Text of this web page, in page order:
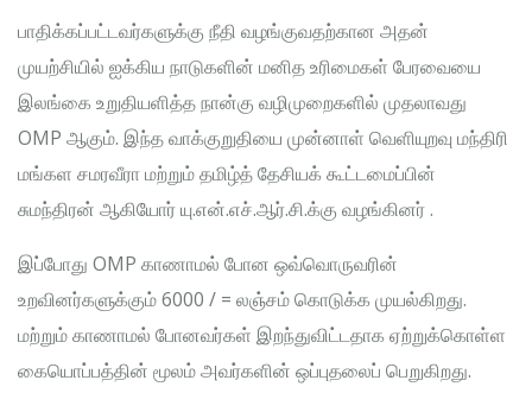
பாதிக்கப்பட்டவர்களுக்கு நீதி வழங்குவதற்கான அதன்
முயற்சியில் ஐக்கிய நாடுகளின் மனித உரிமைகள் பேரவையை
இலங்கை உறுதியளித்த நான்கு வழிமுறைகளில் முதலாவது
OMP ஆகும். இந்த வாக்குறுதியை முன்னாள் வெளியுறவு மந்திரி
மங்கள சமரவீரா மற்றும் தமிழ்த் தேசியக் கூட்டமைப்பின்
சுமந்திரன் ஆகியோர் யு.என்.எச்.ஆர்.சி.க்கு வழங்கினர் .
இப்போது OMP காணாமல் போன ஒவ்வொருவரின்
உறவினர்களுக்கும் 6000 / = லஞ்சம் கொடுக்க முயல்கிறது.
மற்றும் காணாமல் போனவர்கள் இறந்துவிட்டதாக ஏற்றுக்கொள்ள
கையொப்பத்தின் மூலம் அவர்களின் ஒப்புதலைப் பெறுகிறது.